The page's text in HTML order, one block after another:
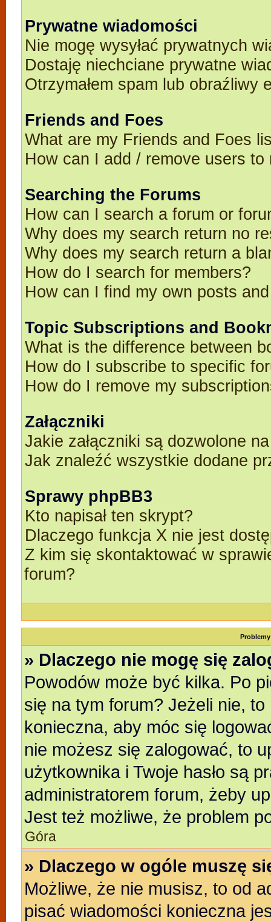
Prywatne wiadomości
Nie mogę wysyłać prywatnych
Dostaję niechciane prywatne
Otrzymałem spam lub obraźliwy
Friends and Foes
What are my Friends and Foes
How can I add / remove users
Searching the Forums
How can I search a forum or
Why does my search return no
Why does my search return a
How do I search for members?
How can I find my own posts
Topic Subscriptions and
What is the difference between
How do I subscribe to specific
How do I remove my
Załączniki
Jakie załączniki są dozwolone
Jak znaleźć wszystkie dodane
Sprawy phpBB3
Kto napisał ten skrypt?
Dlaczego funkcja X nie jest
Z kim się skontaktować w
forum?
» Dlaczego nie mogę się
Powodów może być kilka. Po
się na tym forum? Jeżeli nie,
konieczna, aby móc się
nie możesz się zalogować, to
użytkownika i Twoje hasło są
administratorem forum, żeby
Jest też możliwe, że problem
Góra
» Dlaczego w ogóle muszę
Możliwe, że nie musisz, to od
pisać wiadomości konieczna